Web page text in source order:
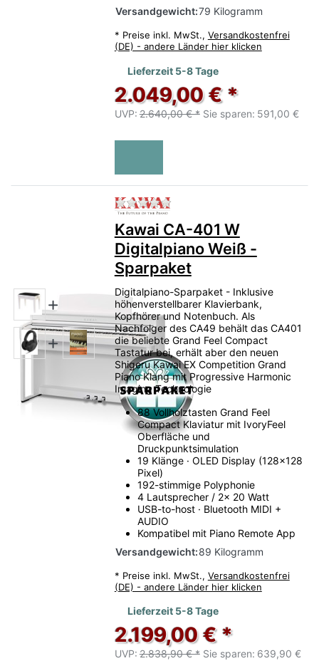
Versandgewicht:79 Kilogramm
* Preise inkl. MwSt., Versandkostenfrei
(DE) - andere Länder hier klicken
Lieferzeit 5-8 Tage
2.049,00 € *
UVP: 2.640,00 € * Sie sparen: 591,00 €
Zu diesem Produkt liegen
Kawai CA-401 W
Digitalpiano Weiß -
Sparpaket
Digitalpiano-Sparpaket - Inklusive
höhenverstellbarer Klavierbank,
Kopfhörer und Notenbuch. Als
Nachfolger des CA49 behält das CA401
die beliebte Grand Feel Compact
Tastatur bei, erhält aber den neuen
Shigeru Kawai EX Competition Grand
Piano Klang mit Progressive Harmonic
Imaging Technologie
88 Vollholztasten Grand Feel
Compact Klaviatur mit IvoryFeel
Oberfläche und
Druckpunktsimulation
19 Klänge · OLED Display (128x128
Pixel)
192-stimmige Polyphonie
4 Lautsprecher / 2x 20 Watt
USB-to-host · Bluetooth MIDI +
AUDIO
Kompatibel mit Piano Remote App
Versandgewicht:89 Kilogramm
* Preise inkl. MwSt., Versandkostenfrei
(DE) - andere Länder hier klicken
Lieferzeit 5-8 Tage
2.199,00 € *
UVP: 2.838,90 € * Sie sparen: 639,90 €